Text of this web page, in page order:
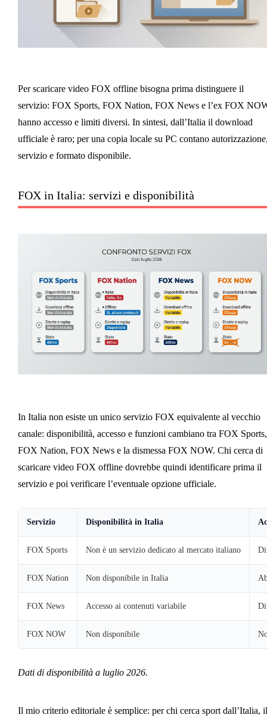
Per scaricare video FOX offline bisogna prima distinguere il
servizio: FOX Sports, FOX Nation, FOX News e l’ex FOX
hanno accesso e limiti diversi. In sintesi, dall’Italia il download
ufficiale è raro; per una copia locale su PC contano
servizio e formato disponibile.
FOX in Italia: servizi e disponibilità
In Italia non esiste un unico servizio FOX equivalente al vecchio
canale: disponibilità, accesso e funzioni cambiano tra FOX Sports,
FOX Nation, FOX News e la dismessa FOX NOW. Chi cerca di
scaricare video FOX offline dovrebbe quindi identificare prima il
servizio e poi verificare l’eventuale opzione ufficiale.
Servizio Disponibilità in Italia
FOX Sports Non è un servizio dedicato al mercato italiano
FOX Nation Non disponibile in Italia
FOX News Accesso ai contenuti variabile
FOX NOW Non disponibile
Dati di disponibilità a luglio 2026.
Il mio criterio editoriale è semplice: per chi cerca sport dall’Italia, il